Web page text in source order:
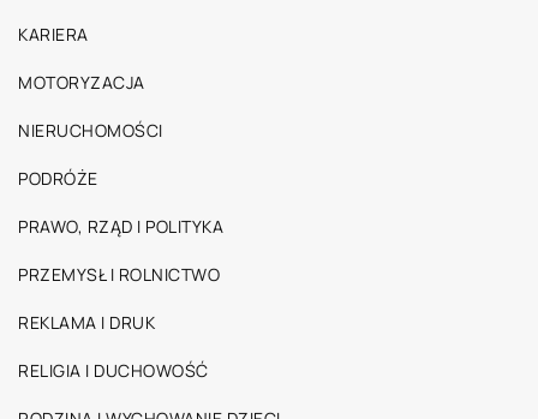
KARIERA
MOTORYZACJA
NIERUCHOMOŚCI
PODRÓŻE
PRAWO, RZĄD I POLITYKA
PRZEMYSŁ I ROLNICTWO
REKLAMA I DRUK
RELIGIA I DUCHOWOŚĆ